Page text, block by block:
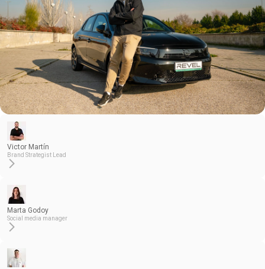
Victor Martín
Brand Strategist Lead
Marta Godoy
Social media manager